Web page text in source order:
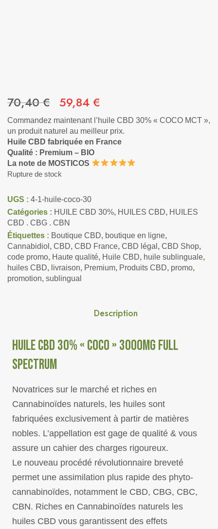
70,40€ 59,84 €
Commandez maintenant l’huile CBD 30% « COCO MCT »,
un produit naturel au meilleur prix.
Huile CBD fabriquée en France
Qualité : Premium – BIO
La note de MOSTICOS
Rupture de stock
UGS : 4-1-huile-coco-30
Catégories : HUILE CBD 30%, HUILES CBD, HUILES
CBD . CBG . CBN
Étiquettes : Boutique CBD, boutique en ligne,
Cannabidiol , CBD, CBD France, CBD légal , CBD Shop,
code promo, Haute qualité, Huile CBD, huile sublinguale,
huiles CBD, livraison, Premium, Produits CBD, promo,
promotion, sublingual
Description
HUILE CBD 30% « COCO » 3000MG FULL
SPECTRUM
Novatrices sur le marché et riches en
Cannabinoïdes naturels, les huiles sont
fabriquées exclusivement à partir de matières
nobles. L’appellation est gage de qualité & vous
assure un cahier des charges rigoureux.
Le nouveau procédé révolutionnaire breveté
permet une assimilation plus rapide des phyto-
cannabinoïdes, notamment le CBD, CBG, CBC,
CBN. Riches en Cannabinoïdes naturels les
huiles CBD vous garantissent des effets